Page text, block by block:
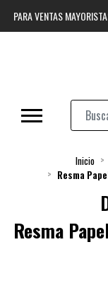
PARA VENTAS
Inicio
Resma
Resma